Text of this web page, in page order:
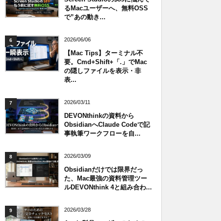
るMacユーザーへ、無料OSS
で”あの動き...
6 2026/06/06
【Mac Tips】ターミナル不
要。Cmd+Shift+「.」でMac
の隠しファイルを表示・非
表...
7 2026/03/11
DEVONthinkの資料から
ObsidianへClaude Codeで記
事執筆ワークフローを自...
8 2026/03/09
Obsidianだけでは限界だっ
た、Mac最強の資料管理ツー
ルDEVONthink 4と組み合わ...
9 2026/03/28